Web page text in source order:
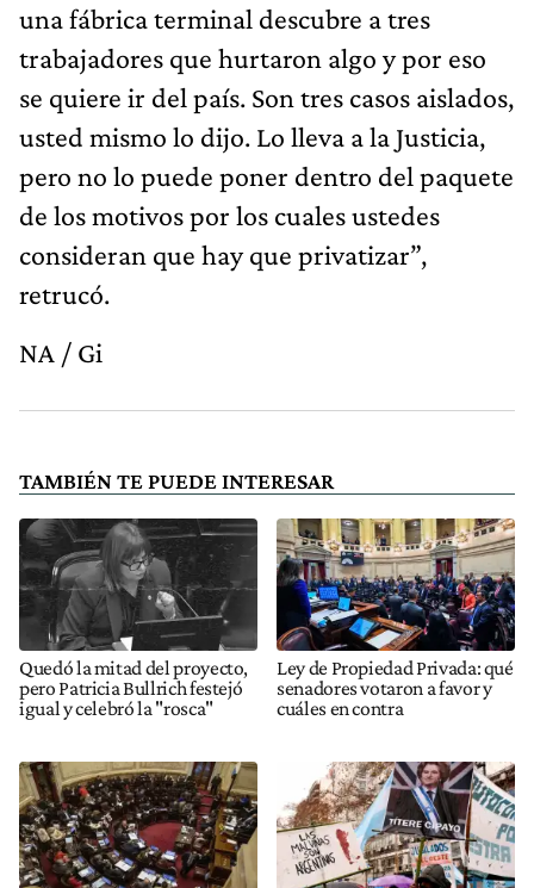
una fábrica terminal descubre a tres
trabajadores que hurtaron algo y por eso
se quiere ir del país. Son tres casos aislados,
usted mismo lo dijo. Lo lleva a la Justicia,
pero no lo puede poner dentro del paquete
de los motivos por los cuales ustedes
consideran que hay que privatizar”,
retrucó.
NA / Gi
TAMBIÉN TE PUEDE INTERESAR
Quedó la mitad del proyecto,
pero Patricia Bullrich festejó
igual y celebró la "rosca"
Ley de Propiedad Privada: qué
senadores votaron a favor y
cuáles en contra